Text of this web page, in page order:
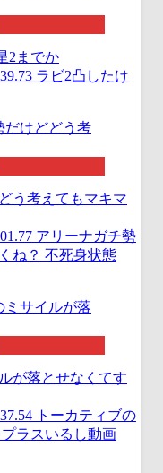
2までか
ラビ2凸したけ
う考えてもマキマ
アリーナガチ勢
ね？ 不死身状態
が落とせなくてす
トーカティブの
ラスいるし動画